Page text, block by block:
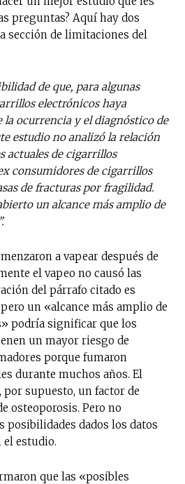
preguntas? Aquí hay dos
sección de limitaciones del
de que, para algunas
electrónicos haya
la ocurrencia y el diagnóstico de
estudio no analizó la relación
actuales de cigarrillos
consumidores de cigarrillos
de fracturas por fragilidad.
un alcance más amplio de
a vapear después de
el vapeo no causó las
del párrafo citado es
un «alcance más amplio de
podría significar que los
un mayor riesgo de
porque fumaron
durante muchos años. El
por supuesto, un factor de
osteoporosis. Pero no
posibilidades dados los datos
estudio.
que las «posibles